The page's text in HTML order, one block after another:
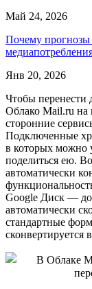
Май 24, 2026
Почему прогнозы
Янв 20, 2026
Чтобы перенести
Облако Mail.ru на
сторонние
Подключенные
в которых можно
поделиться ею.
автоматически
Google Диск —
автоматически
стандартные
сконвертируется